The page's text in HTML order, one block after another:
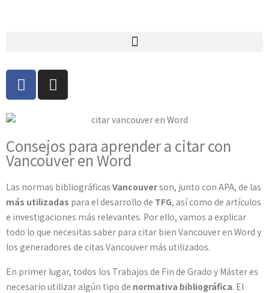
Consejos para aprender a citar con
Vancouver en Word
Las normas bibliográficas Vancouverson, junto con APA, de las
más utilizadas para el desarrollo de TFG, así como de artículos
e investigaciones más relevantes. Por ello, vamos a explicar
todo lo que necesitas saber para citar bien Vancouver en Word y
los generadores de citas Vancouver más utilizados.
En primer lugar, todos los Trabajos de Fin de Grado y Máster es
necesario utilizar algún tipo de normativa bibliográfica. El